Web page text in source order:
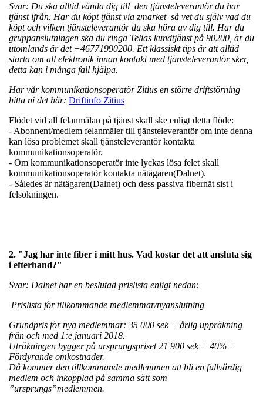
Svar: Du ska alltid vända dig till den tjänsteleverantör du har
tjänst ifrån. Har du köpt tjänst via zmarket så vet du själv vad du
köpt och vilken tjänsteleverantör du ska höra av dig till. Har du
gruppanslutningen ska du ringa Telias kundtjänst på 90200, är du
utomlands är det +46771990200. Ett klassiskt tips är att alltid
starta om all elektronik innan kontakt med tjänsteleverantör sker,
detta kan i många fall hjälpa.
Har vår kommunikationsoperatör Zitius en större driftstörning
hitta ni det här: Driftinfo Zitius
Flödet vid all felanmälan på tjänst skall ske enligt detta flöde:
- Abonnent/medlem felanmäler till tjänsteleverantör om inte denna
kan lösa problemet skall tjänsteleverantör kontakta
kommunikationsoperatör.
- Om kommunikationsoperatör inte lyckas lösa felet skall
kommunikationsoperatör kontakta nätägaren(Dalnet).
- Således är nätägaren(Dalnet) och dess passiva fibernät sist i
felsökningen.
2. "Jag har inte fiber i mitt hus. Vad kostar det att ansluta sig
i efterhand?"
Svar: Dalnet har en beslutad prislista enligt nedan:
Prislista för tillkommande medlemmar/nyanslutning
Grundpris för nya medlemmar: 35 000 sek + årlig uppräkning
från och med 1:e januari 2018.
Uträkningen bygger på ursprungspriset 21 900 sek + 40% +
Fördyrande omkostnader.
Då kommer den tillkommande medlemmen att bli en fullvärdig
medlem och inkopplad på samma sätt som
”ursprungs”medlemmen.